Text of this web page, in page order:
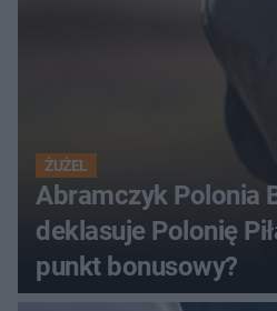
ŻUŻEL
Abramczyk Polonia
deklasuje Polonię
punkt bonusowy?